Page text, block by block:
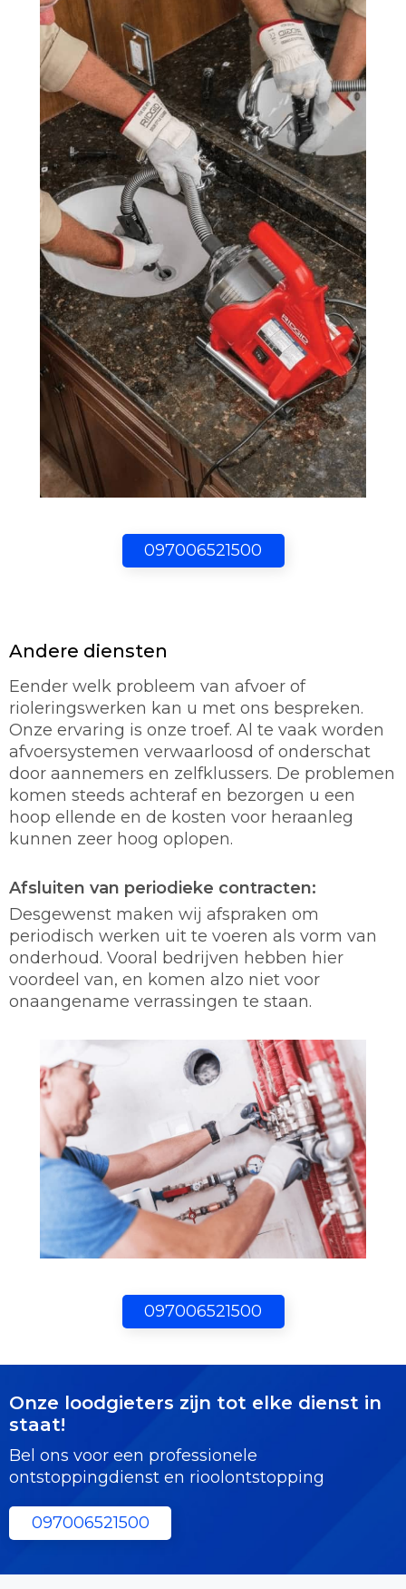
097006521500
097006521500
Andere diensten
Eender welk probleem van afvoer of
rioleringswerken kan u met ons bespreken.
Onze ervaring is onze troef. Al te vaak worden
afvoersystemen verwaarloosd of onderschat
door aannemers en zelfklussers. De problemen
komen steeds achteraf en bezorgen u een
hoop ellende en de kosten voor heraanleg
kunnen zeer hoog oplopen.
Afsluiten van periodieke contracten:
Desgewenst maken wij afspraken om
periodisch werken uit te voeren als vorm van
onderhoud. Vooral bedrijven hebben hier
voordeel van, en komen alzo niet voor
onaangename verrassingen te staan.
Onze loodgieters zijn tot elke dienst in
staat!
Bel ons voor een professionele
ontstoppingdienst en rioolontstopping
097006521500